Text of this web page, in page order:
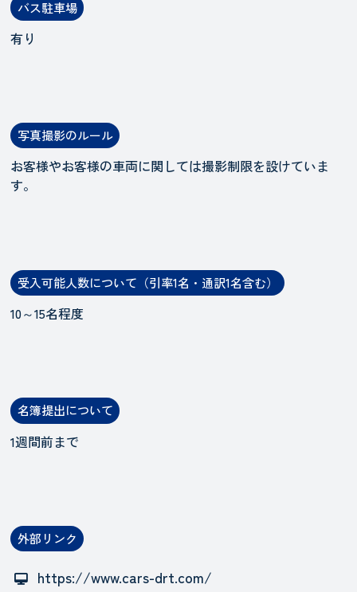
バス駐車場
有り
写真撮影のルール
お客様やお客様の車両に関しては撮影制限を設けていま
す。
受入可能人数について（引率1名・通訳1名含む）
10～15名程度
名簿提出について
1週間前まで
外部リンク
https://www.cars-drt.com/